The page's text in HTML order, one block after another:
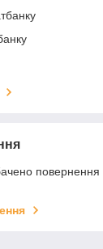
повернення